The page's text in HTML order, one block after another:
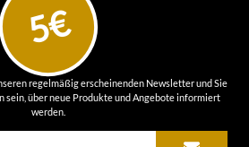
5€
regelmäßig erscheinenden Newsletter und Sie
sein, über neue Produkte und Angebote informiert
werden.